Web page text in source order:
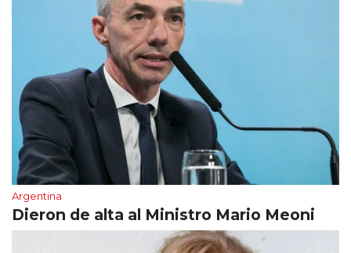
Argentina
Dieron de alta al Ministro Mario Meoni